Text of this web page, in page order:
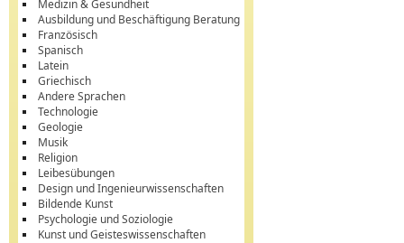
Medizin & Gesundheit
Ausbildung und Beschäftigung Beratung
Französisch
Spanisch
Latein
Griechisch
Andere Sprachen
Technologie
Geologie
Musik
Religion
Leibesübungen
Design und Ingenieurwissenschaften
Bildende Kunst
Psychologie und Soziologie
Kunst und Geisteswissenschaften